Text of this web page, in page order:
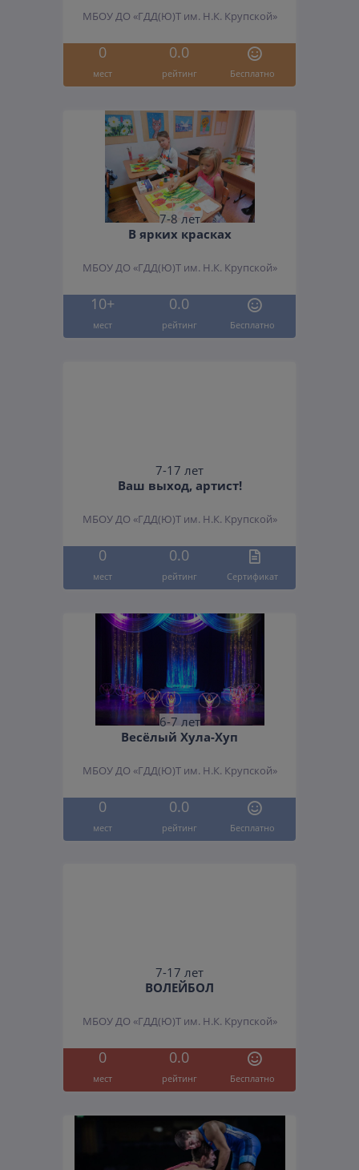
МБОУ ДО «ГДД(Ю)Т им. Н.К. Крупской»
0 0.0
мест рейтинг Бесплатно
7-8 лет
В ярких красках
МБОУ ДО «ГДД(Ю)Т им. Н.К. Крупской»
10+ 0.0
мест рейтинг Бесплатно
7-17 лет
Ваш выход, артист!
МБОУ ДО «ГДД(Ю)Т им. Н.К. Крупской»
0 0.0
мест рейтинг Cертификат
6-7 лет
Весёлый Хула-Хуп
МБОУ ДО «ГДД(Ю)Т им. Н.К. Крупской»
0 0.0
мест рейтинг Бесплатно
7-17 лет
ВОЛЕЙБОЛ
МБОУ ДО «ГДД(Ю)Т им. Н.К. Крупской»
0 0.0
мест рейтинг Бесплатно